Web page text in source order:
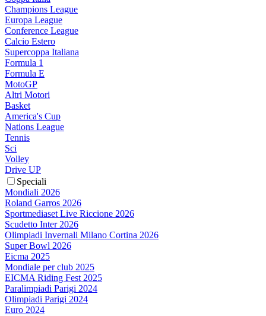
Champions League
Europa League
Conference League
Calcio Estero
Supercoppa Italiana
Formula 1
Formula E
MotoGP
Altri Motori
Basket
America's Cup
Nations League
Tennis
Sci
Volley
Drive UP
Speciali
Mondiali 2026
Roland Garros 2026
Sportmediaset Live Riccione 2026
Scudetto Inter 2026
Olimpiadi Invernali Milano Cortina 2026
Super Bowl 2026
Eicma 2025
Mondiale per club 2025
EICMA Riding Fest 2025
Paralimpiadi Parigi 2024
Olimpiadi Parigi 2024
Euro 2024